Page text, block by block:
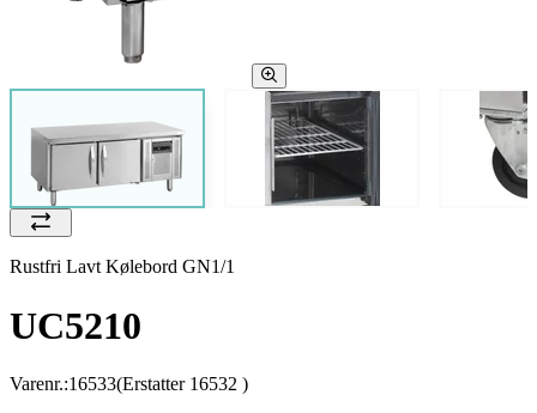
Rustfri Lavt Kølebord GN1/1
UC5210
Varenr.:16533(Erstatter 16532 )